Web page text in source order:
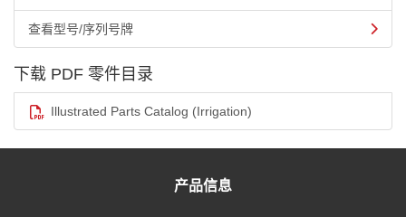
查看型号/序列号牌
下载 PDF 零件目录
Illustrated Parts Catalog (Irrigation)
产品信息